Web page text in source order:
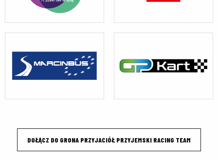
DOŁĄCZ DO GRONA PRZYJACIÓŁ PRZYJEMSKI RACING TEAM